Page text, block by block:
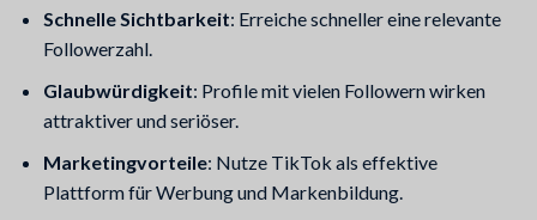
Schnelle Sichtbarkeit: Erreiche schneller eine relevante
Followerzahl.
Glaubwürdigkeit: Profile mit vielen Followern wirken
attraktiver und seriöser.
Marketingvorteile: Nutze TikTok als effektive
Plattform für Werbung und Markenbildung.